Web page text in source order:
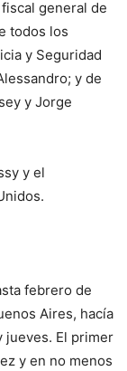
general de
todos los
y Seguridad
y de
y Jorge
y el
febrero de
Aires, hacía
jueves. El primer
y en no menos